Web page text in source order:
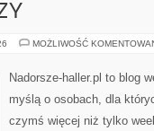
MOŻLIWOŚĆ
Nadorsze-haller.pl to blog
myślą o osobach, dla
czymś więcej niż tylko